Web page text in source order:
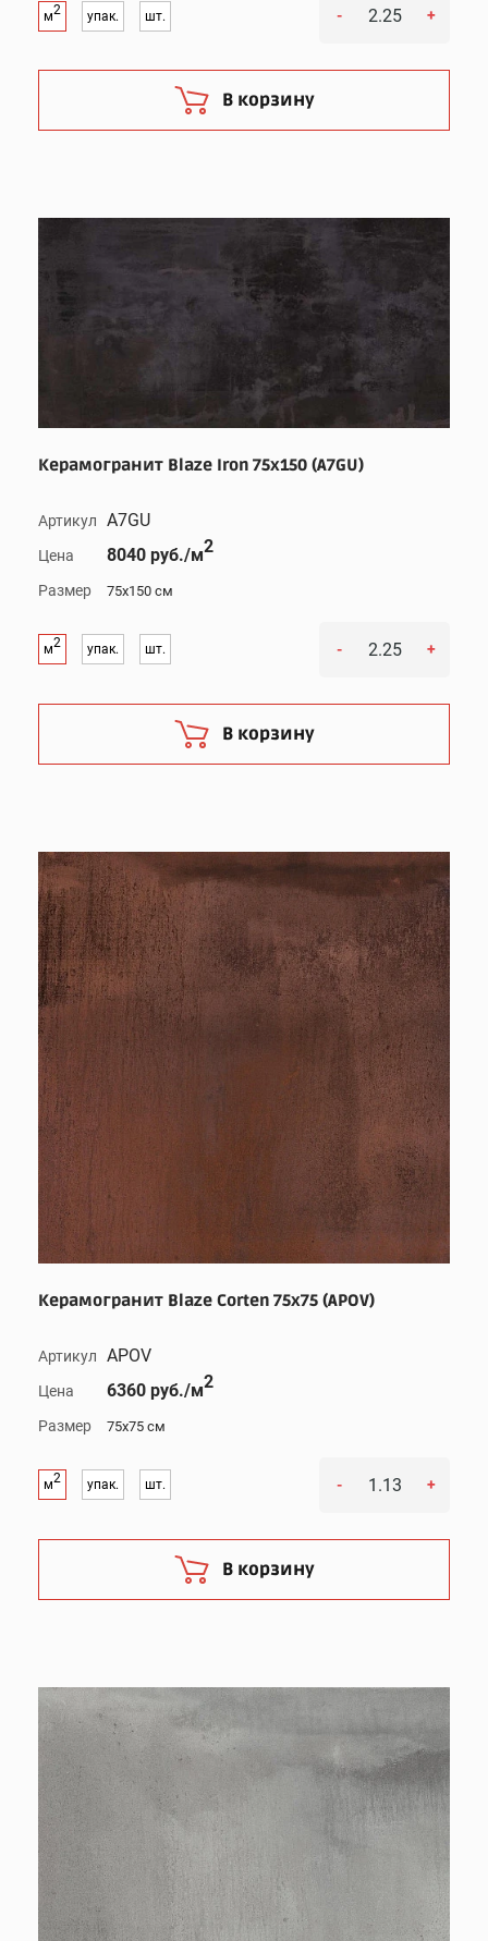
м2 упак. шт. - +
В корзину
Керамогранит Blaze Iron 75x150 (A7GU)
Артикул A7GU
Цена 8040 руб./м2
Размер 75x150 см
м2 упак. шт. - +
В корзину
Керамогранит Blaze Corten 75x75 (APOV)
Артикул APOV
Цена 6360 руб./м2
Размер 75x75 см
м2 упак. шт. - +
В корзину